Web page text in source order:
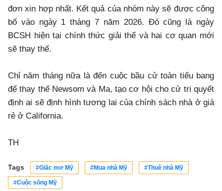
đơn xin hợp nhất. Kết quả của nhóm này sẽ được công
bố vào ngày 1 tháng 7 năm 2026. Đó cũng là ngày
BCSH hiện tại chính thức giải thể và hai cơ quan mới
sẽ thay thế.
Chỉ năm tháng nữa là đến cuộc bầu cử toàn tiểu bang
để thay thế Newsom và Ma, tạo cơ hội cho cử tri quyết
định ai sẽ định hình tương lai của chính sách nhà ở giá
rẻ ở California.
TH
Tags #Giấc mơ Mỹ #Mua nhà Mỹ #Thuê nhà Mỹ
#Cuộc sống Mỹ